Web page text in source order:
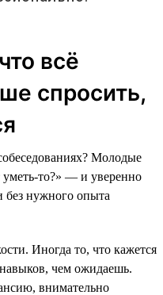
всё
спросить,
Молодые
уметь-то?» — и уверенно
без нужного опыта
Иногда то, что кажется
чем ожидаешь.
внимательно